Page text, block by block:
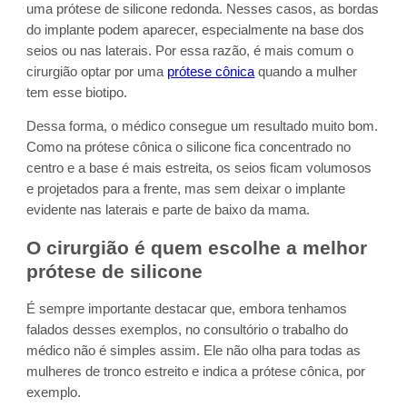
uma prótese de silicone redonda. Nesses casos, as bordas
do implante podem aparecer, especialmente na base dos
seios ou nas laterais. Por essa razão, é mais comum o
cirurgião optar por uma prótese cônica quando a mulher
tem esse biotipo.
Dessa forma, o médico consegue um resultado muito bom.
Como na prótese cônica o silicone fica concentrado no
centro e a base é mais estreita, os seios ficam volumosos
e projetados para a frente, mas sem deixar o implante
evidente nas laterais e parte de baixo da mama.
O cirurgião é quem escolhe a melhor
prótese de silicone
É sempre importante destacar que, embora tenhamos
falados desses exemplos, no consultório o trabalho do
médico não é simples assim. Ele não olha para todas as
mulheres de tronco estreito e indica a prótese cônica, por
exemplo.